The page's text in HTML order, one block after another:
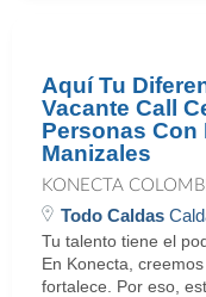
Aquí Tu
Vacante Call
Personas Con
Manizales
KONECTA
Todo Caldas
Tu talento tiene el
En Konecta,
fortalece. Por eso,